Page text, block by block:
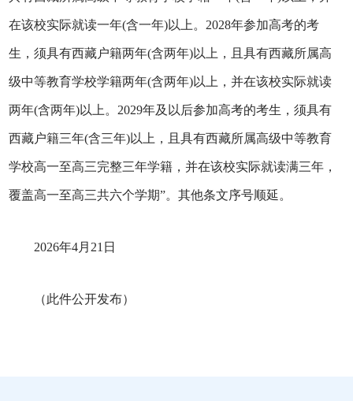
在该校实际就读一年(含一年)以上。2028年参加高考的考
生，须具有西藏户籍两年(含两年)以上，且具有西藏所属高
级中等教育学校学籍两年(含两年)以上，并在该校实际就读
两年(含两年)以上。2029年及以后参加高考的考生，须具有
西藏户籍三年(含三年)以上，且具有西藏所属高级中等教育
学校高一至高三完整三年学籍，并在该校实际就读满三年，
覆盖高一至高三共六个学期”。其他条文序号顺延。
2026年4月21日
（此件公开发布）